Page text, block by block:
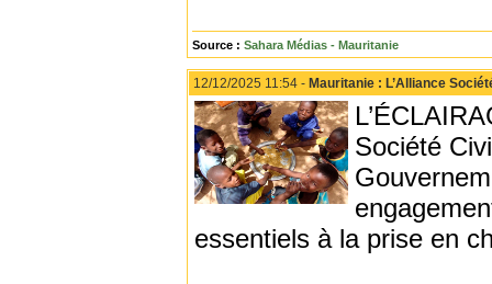
Source : Sahara Médias - Mauritanie
12/12/2025 11:54 - Mauritanie : L’Alliance
Société
essentiels à la prise en